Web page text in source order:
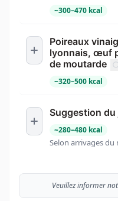
~300–470 kcal
Poireaux
lyonnais, œuf
de moutarde
~320–500 kcal
Suggestion
~280–480 kcal
Selon arrivages du
Veuillez informer